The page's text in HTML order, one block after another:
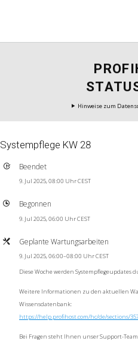
Hinweise zum
Systempflege KW 28
Beendet
9. Jul 2025, 08:00 Uhr CEST
Begonnen
9. Jul 2025, 06:00 Uhr CEST
Geplante Wartungsarbeiten
9. Jul 2025, 06:00–08:00 Uhr CEST
Diese Woche werden Systempflegeupdates
Weitere Informationen zu den aktuellen
Wissensdatenbank:
https://help.profihost.com/hc/de/sections/
Bei Fragen steht Ihnen unser Support-